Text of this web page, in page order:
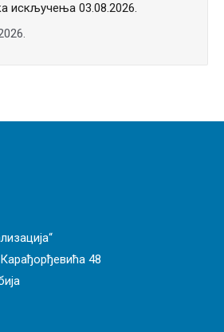
искључења 03.08.2026.
48